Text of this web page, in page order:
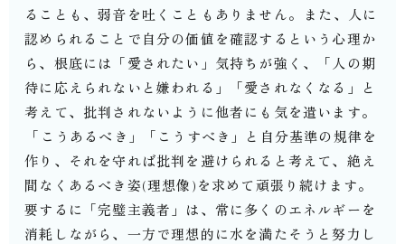
ることも、弱音を吐くこともありません。⁡また、人に
認められることで自分の価値を確認するという心理か
ら、根底には「愛されたい」気持ちが強く、「人の期
待に応えられないと嫌われる」「愛されなくなる」と
考えて、批判されないように他者にも気を遣います。
⁡「こうあるべき」「こうすべき」と自分基準の規律を
作り、それを守れば批判を避けられると考えて、絶え
間なくあるべき姿(理想像)を求めて頑張り続けます。⁡
要するに「完璧主義者」は、常に多くのエネルギーを
消耗しながら、一方で理想的に水を満たそうと努力し